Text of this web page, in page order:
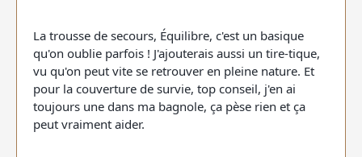
La trousse de secours, Équilibre, c'est un basique
qu'on oublie parfois ! J'ajouterais aussi un tire-tique,
vu qu'on peut vite se retrouver en pleine nature. Et
pour la couverture de survie, top conseil, j'en ai
toujours une dans ma bagnole, ça pèse rien et ça
peut vraiment aider.